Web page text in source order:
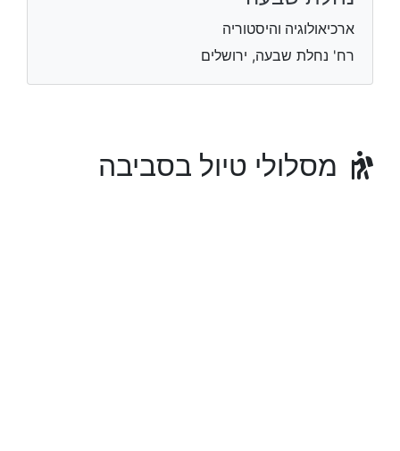
ארכיאולוגיה והיסטוריה
רח' נחלת שבעה, ירושלים
מסלולי טיול בסביבה